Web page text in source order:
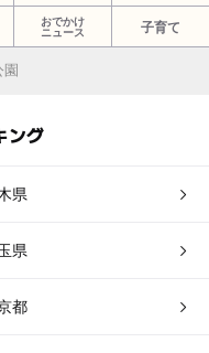
おでかけ
ニュース
子育て
園
ング
県
県
都